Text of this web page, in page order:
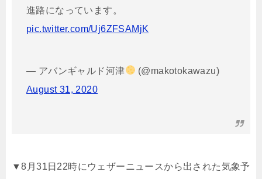
進路になっています。
pic.twitter.com/Uj6ZFSAMjK
— アバンギャルド河津
(@makotokawazu)
August 31, 2020
▼8月31日22時にウェザーニュースから出された気象予